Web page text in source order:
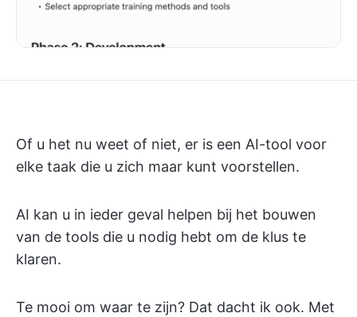
Of u het nu weet of niet, er is een AI-tool voor
elke taak die u zich maar kunt voorstellen.
AI kan u in ieder geval helpen bij het bouwen
van de tools die u nodig hebt om de klus te
klaren.
Te mooi om waar te zijn? Dat dacht ik ook. Met